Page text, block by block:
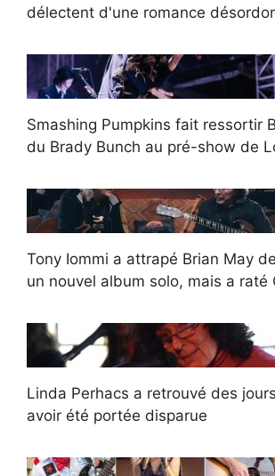
délectent d'une romance
Smashing Pumpkins fait ressortir
du Brady Bunch au pré-show de
Tony Iommi a attrapé Brian May
un nouvel album solo, mais a raté
Linda Perhacs a retrouvé des
avoir été portée disparue